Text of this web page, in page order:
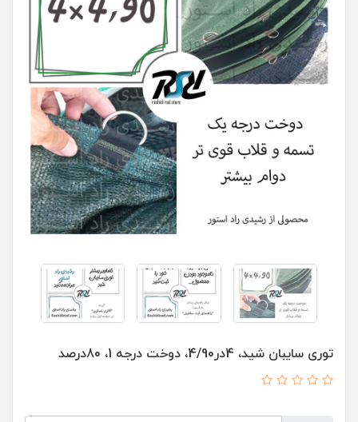
توری سایبان شید، 4در4/90، دوخت درجه 1، 80درصد